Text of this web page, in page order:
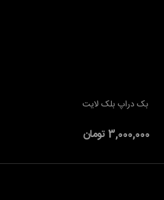
به سبد خرید
بک دراپ بلک لایت
3,000,000 تومان